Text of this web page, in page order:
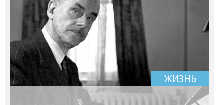
ЖИЗНЬ